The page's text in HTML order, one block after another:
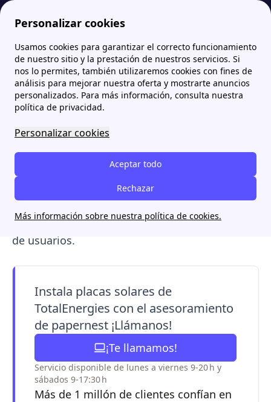
Personalizar cookies
Usamos cookies para garantizar el correcto funcionamiento
de nuestro sitio y la prestación de nuestros servicios. Si
nos lo permites, también utilizaremos cookies con fines de
análisis para mejorar nuestra oferta y mostrarte anuncios
personalizados. Para más información, consulta nuestra
política de privacidad.
Personalizar cookies
Aceptar todo
Rechazar
Más información sobre nuestra política de cookies.
Papernest.es TotalEnergies España: Tarifas de luz y gas, teléfono de contacto y opiniones TotalEnergies Solar: Precios, autoconsumo y placas solares
TotalEnergies Solar:
Precios, autoconsumo y
placas solares
TotalEnergies ofreceinstalación de paneles
solares para autoconsumo
estudio técnico, montaje ygestión de
servicio, sus costes, compensación y opiniones
de usuarios.
Instala placas solares de
TotalEnergies con el asesoramiento
de papernest ¡Llámanos!
¡Te llamamos!
Servicio disponible de lunes a viernes 9-20 h y
sábados 9-17:30 h
Más de 1 millón de clientes confían en